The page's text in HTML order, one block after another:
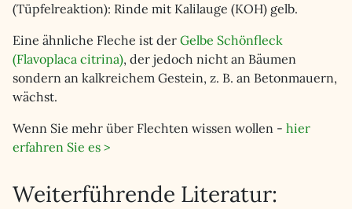
(Tüpfelreaktion): Rinde mit Kalilauge (KOH) gelb.
Eine ähnliche Fleche ist der Gelbe Schönfleck
(Flavoplaca citrina), der jedoch nicht an Bäumen
sondern an kalkreichem Gestein, z. B. an Betonmauern,
wächst.
Wenn Sie mehr über Flechten wissen wollen - hier
erfahren Sie es >
Weiterführende Literatur: